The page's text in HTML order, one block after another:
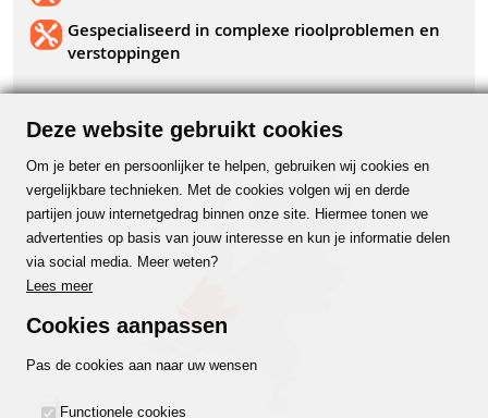
Gespecialiseerd in complexe rioolproblemen en
verstoppingen
Deze website gebruikt cookies
Om je beter en persoonlijker te helpen, gebruiken wij cookies en
vergelijkbare technieken. Met de cookies volgen wij en derde
partijen jouw internetgedrag binnen onze site. Hiermee tonen we
advertenties op basis van jouw interesse en kun je informatie delen
via social media. Meer weten?
Lees meer
Cookies aanpassen
Pas de cookies aan naar uw wensen
Functionele cookies